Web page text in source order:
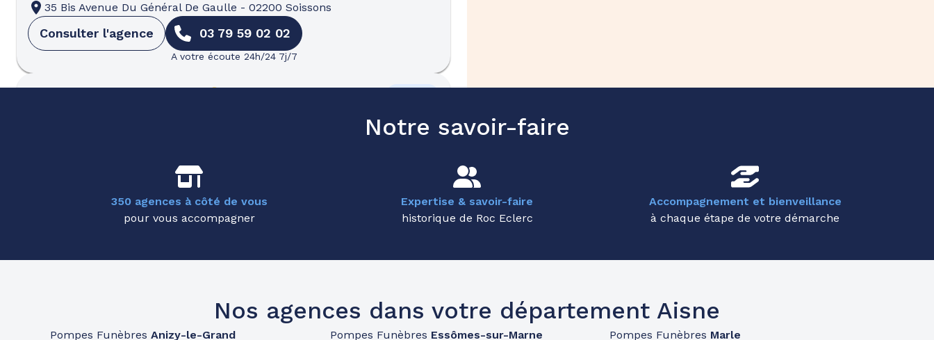
35 Bis Avenue Du Général De Gaulle - 02200 Soissons
Consulter l'agence 03 79 59 02 02
A votre écoute 24h/24 7j/7
03 79 59 02 44
A votre écoute 24h/24 7j/7
Notre savoir-faire
350 agences à côté de vous
pour vous accompagner
Expertise & savoir-faire
historique de Roc Eclerc
Accompagnement et bienveillance
à chaque étape de votre démarche
Nos agences dans votre département Aisne
Pompes Funèbres Anizy-le-Grand
Pompes Funèbres Essômes-sur-Marne
Pompes Funèbres Marle